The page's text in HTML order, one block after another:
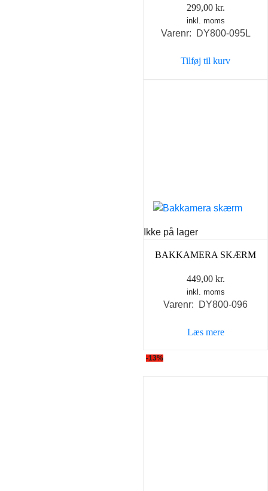
299,00 kr.
inkl. moms
Varenr: DY800-095L
Tilføj til kurv
Ikke på lager
BAKKAMERA SKÆRM
449,00 kr.
inkl. moms
Varenr: DY800-096
Læs mere
-13%